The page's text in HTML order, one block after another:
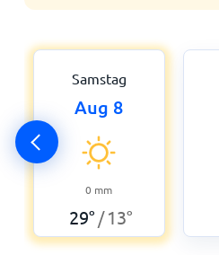
Samstag
Aug 8
0 mm
29° /13°